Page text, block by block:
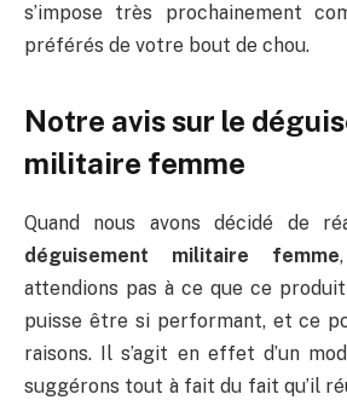
s’impose très prochainement
préférés de votre bout de chou.
Notre avis sur le
militaire femme
Quand nous avons décidé de
déguisement militaire femme
attendions pas à ce que ce
puisse être si performant, et ce
raisons. Il s’agit en effet d’un
suggérons tout à fait du fait qu’il